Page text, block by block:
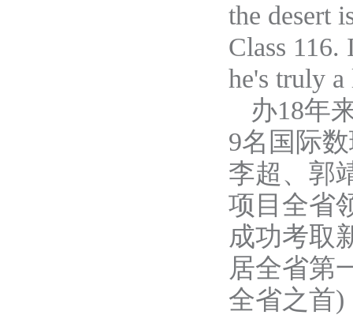
the desert
Class 116.
he's truly a
办18年
9名国际
李超、郭
项目全省
成功考取
居全省第
全省之首)